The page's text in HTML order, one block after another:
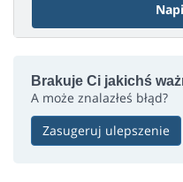
Brakuje Ci jakichś
A może znalazłeś błąd?
Zasugeruj ulepszenie